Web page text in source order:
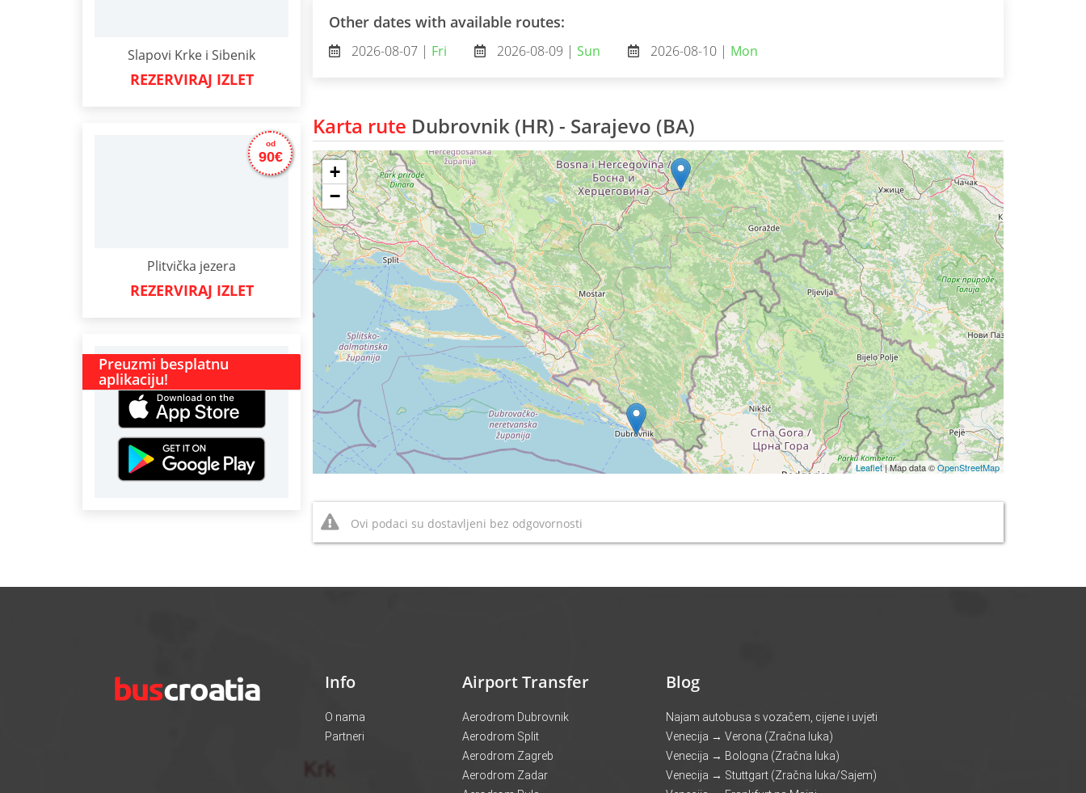
Slapovi Krke i Sibenik
REZERVIRAJ IZLET
Plitvička jezera
od
90€
REZERVIRAJ IZLET
Preuzmi besplatnu
aplikaciju!
Other dates with available routes:
2026-08-07 | Fri 2026-08-09 | Sun 2026-08-10 | Mon
Karta rute Dubrovnik (HR) - Sarajevo (BA)
+
−
Leaflet| Map data ©OpenStreetMap
Ovi podaci su dostavljeni bez odgovornosti
Info
O nama
Partneri
Airport Transfer
Aerodrom Dubrovnik
Aerodrom Split
Aerodrom Zagreb
Aerodrom Zadar
Blog
Najam autobusa s vozačem, cijene i uvjeti
Venecija → Verona (Zračna luka)
Venecija → Bologna (Zračna luka)
Venecija → Stuttgart (Zračna luka/Sajem)